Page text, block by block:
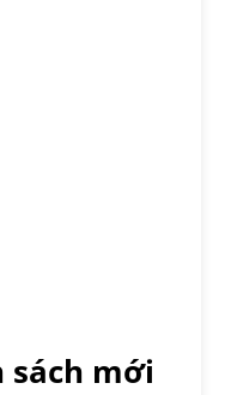
sách mới